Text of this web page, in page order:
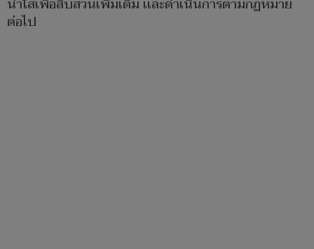
น้ำใสเพื่อสืบสวนเพิ่มเติม เเละดำเนินการตามกฏหมาย
ต่อไป